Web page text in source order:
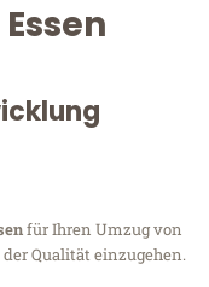
für Ihren Umzug von
Qualität einzugehen.